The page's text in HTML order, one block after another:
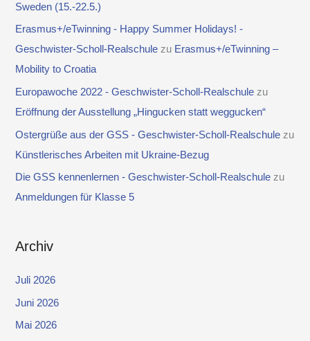
Sweden (15.-22.5.)
Erasmus+/eTwinning - Happy Summer Holidays! -
Geschwister-Scholl-Realschule zu Erasmus+/eTwinning –
Mobility to Croatia
Europawoche 2022 - Geschwister-Scholl-Realschule zu
Eröffnung der Ausstellung „Hingucken statt weggucken“
Ostergrüße aus der GSS - Geschwister-Scholl-Realschule zu
Künstlerisches Arbeiten mit Ukraine-Bezug
Die GSS kennenlernen - Geschwister-Scholl-Realschule zu
Anmeldungen für Klasse 5
Archiv
Juli 2026
Juni 2026
Mai 2026